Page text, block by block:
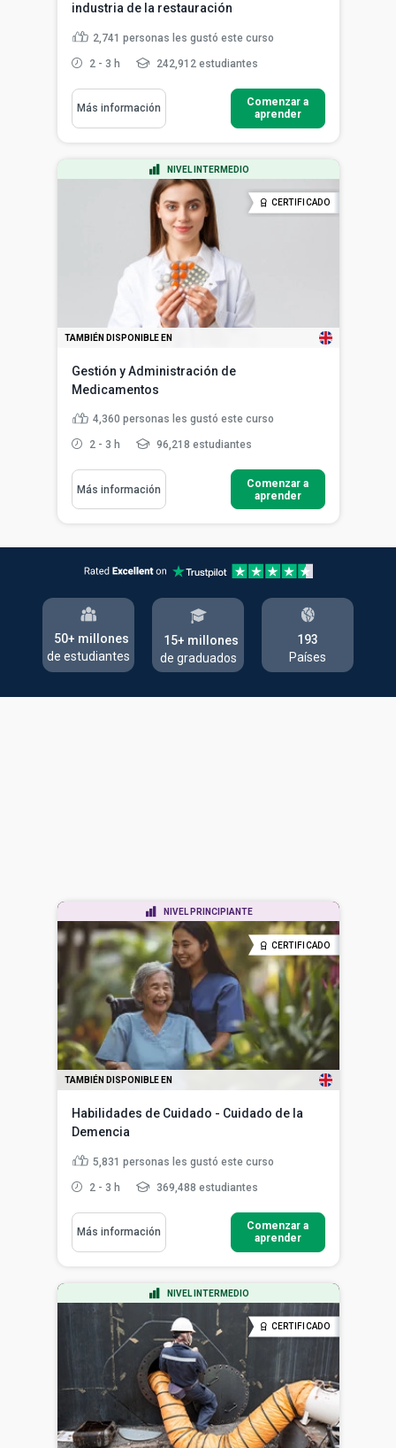
industria de la restauración
2,741 personas les gustó este curso
2 - 3 h 242,912 estudiantes
Más información
Comenzar a
aprender
NIVEL INTERMEDIO
CERTIFICADO
TAMBIÉN DISPONIBLE EN
Gestión y Administración de
Medicamentos
4,360 personas les gustó este curso
2 - 3 h 96,218 estudiantes
Más información
Comenzar a
aprender
50+ millones
de estudiantes
15+ millones
de graduados
193
Países
NIVEL PRINCIPIANTE
CERTIFICADO
TAMBIÉN DISPONIBLE EN
Habilidades de Cuidado - Cuidado de la
Demencia
5,831 personas les gustó este curso
2 - 3 h 369,488 estudiantes
Más información
Comenzar a
aprender
NIVEL INTERMEDIO
CERTIFICADO